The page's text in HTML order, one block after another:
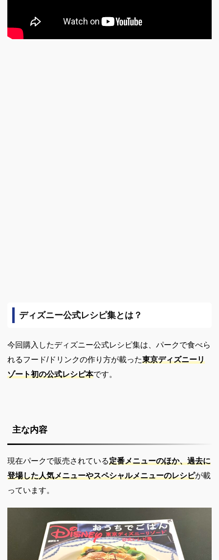
ディズニー公式レシピ集とは？
今回購入したディズニー公式レシピ集は、パークで食べら
れるフード/ドリンクの作り方が載った東京ディズニーリ
ゾート初の公式レシピ本です。
主な内容
現在パークで販売されている定番メニューのほか、過去に
登場した人気メニューやスペシャルメニューのレシピが載
っています。